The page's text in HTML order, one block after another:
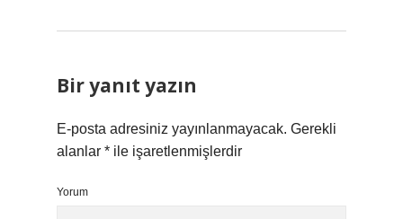
Bir yanıt yazın
E-posta adresiniz yayınlanmayacak. Gerekli
alanlar * ile işaretlenmişlerdir
Yorum